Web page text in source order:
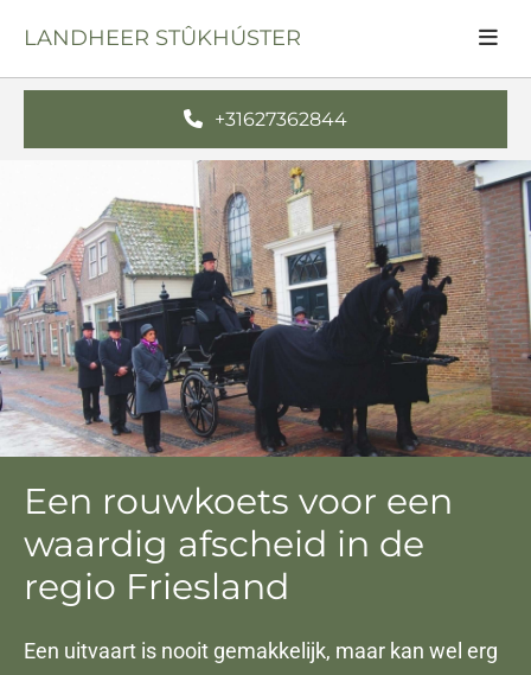
LANDHEER STÛKHÚSTER
+31627362844
Een rouwkoets voor een
waardig afscheid in de
regio Friesland
Een uitvaart is nooit gemakkelijk, maar kan wel erg